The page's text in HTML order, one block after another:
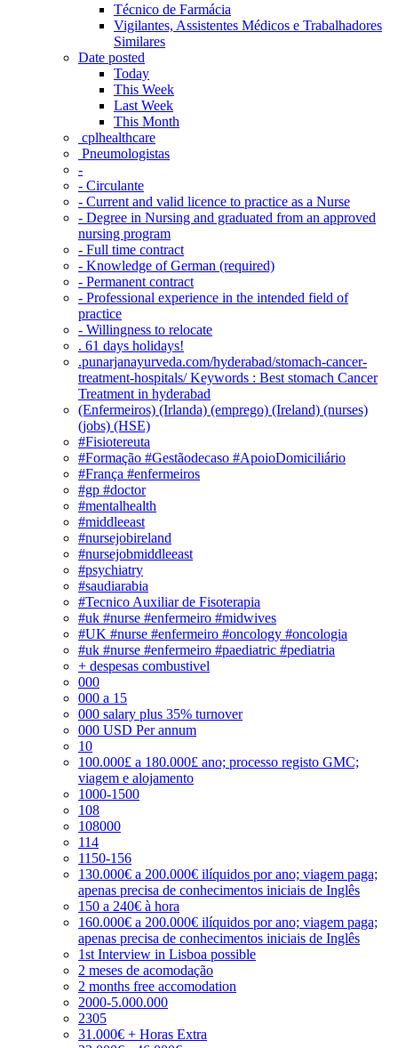
Técnico de Farmácia
Vigilantes, Assistentes Médicos e Trabalhadores
Similares
Date posted
Today
This Week
Last Week
This Month
‎ cplhealthcare‬
Pneumologistas
-
- Circulante
- Current and valid licence to practice as a Nurse
- Degree in Nursing and graduated from an approved
nursing program
- Full time contract
- Knowledge of German (required)
- Permanent contract
- Professional experience in the intended field of
practice
- Willingness to relocate
. 61 days holidays!
.punarjanayurveda.com/hyderabad/stomach-cancer-
treatment-hospitals/ Keywords : Best stomach Cancer
Treatment in hyderabad
(Enfermeiros) (Irlanda) (emprego) (Ireland) (nurses)
(jobs) (HSE)
#Fisiotereuta
#Formação #Gestãodecaso #ApoioDomiciliário
#França #enfermeiros
#gp #doctor
#mentalhealth
#middleeast
#nursejobireland
#nursejobmiddleeast
#psychiatry
#saudiarabia
#Tecnico Auxiliar de Fisoterapia
#uk #nurse #enfermeiro #midwives
#UK #nurse #enfermeiro #oncology #oncologia
#uk #nurse #enfermeiro #paediatric #pediatria
+ despesas combustivel
000
000 a 15
000 salary plus 35% turnover
000 USD Per annum
10
100.000£ a 180.000£ ano; processo registo GMC;
viagem e alojamento
1000-1500
108
108000
114
1150-156
130.000€ a 200.000€ ilíquidos por ano; viagem paga;
apenas precisa de conhecimentos iniciais de Inglês
150 a 240€ à hora
160.000€ a 200.000€ ilíquidos por ano; viagem paga;
apenas precisa de conhecimentos iniciais de Inglês
1st Interview in Lisboa possible
2 meses de acomodação
2 months free accomodation
2000-5.000.000
2305
31.000€ + Horas Extra